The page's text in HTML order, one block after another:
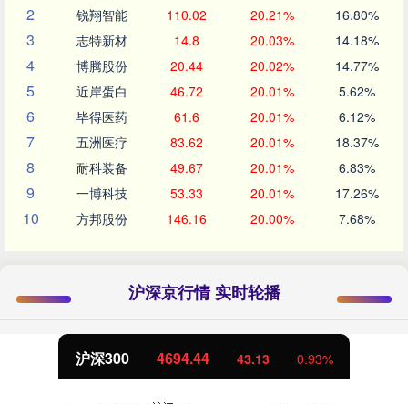
2 锐翔智能 110.02 20.21% 16.80%
3 志特新材 14.8 20.03% 14.18%
4 博腾股份 20.44 20.02% 14.77%
5 近岸蛋白 46.72 20.01% 5.62%
6 毕得医药 61.6 20.01% 6.12%
7 五洲医疗 83.62 20.01% 18.37%
8 耐科装备 49.67 20.01% 6.83%
9 一博科技 53.33 20.01% 17.26%
10 方邦股份 146.16 20.00% 7.68%
沪深京行情 实时轮播
沪深300 4694.44 43.13 0.93%